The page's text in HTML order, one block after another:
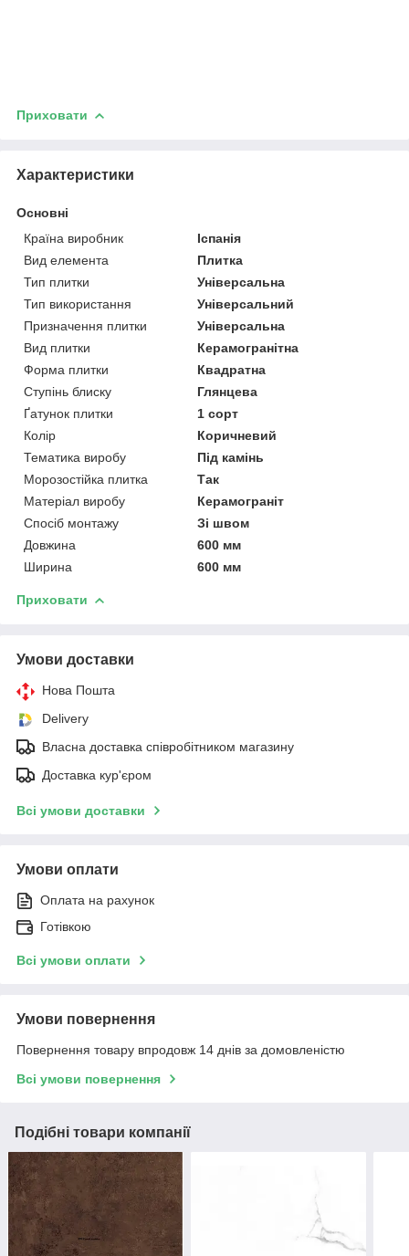
Приховати
Характеристики
Основні
Країна виробник
Іспанія
Вид елемента
Плитка
Тип плитки
Універсальна
Тип використання
Універсальний
Призначення плитки
Універсальна
Вид плитки
Керамогранітна
Форма плитки
Квадратна
Ступінь блиску
Глянцева
Ґатунок плитки
1 сорт
Колір
Коричневий
Тематика виробу
Під камінь
Морозостійка плитка
Так
Матеріал виробу
Керамограніт
Спосіб монтажу
Зі швом
Довжина
600 мм
Ширина
600 мм
Приховати
Умови доставки
Нова Пошта
Delivery
Власна доставка співробітником магазину
Доставка кур'єром
Всі умови доставки
Умови оплати
Оплата на рахунок
Готівкою
Всі умови оплати
Умови повернення
Повернення товару впродовж 14 днів за домовленістю
Всі умови повернення
Подібні товари компанії